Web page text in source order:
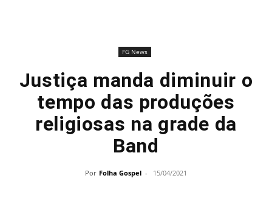
FG News
Justiça manda diminuir o
tempo das produções
religiosas na grade da
Band
Por Folha Gospel - 15/04/2021